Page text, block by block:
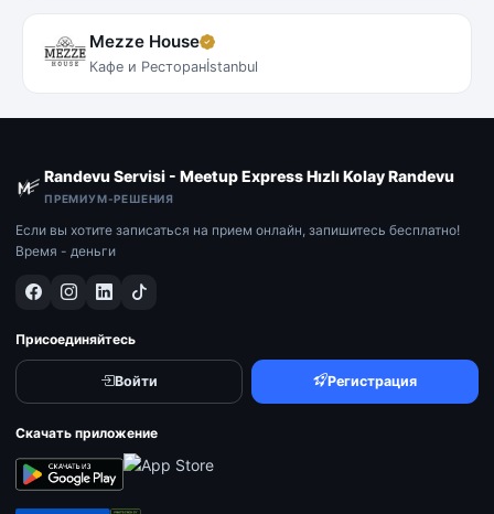
Mezze House
Кафе и Ресторанİstanbul
Randevu Servisi - Meetup Express Hızlı Kolay Randevu
ПРЕМИУМ-РЕШЕНИЯ
Если вы хотите записаться на прием онлайн, запишитесь бесплатно!
Время - деньги
Присоединяйтесь
Войти Регистрация
Скачать приложение